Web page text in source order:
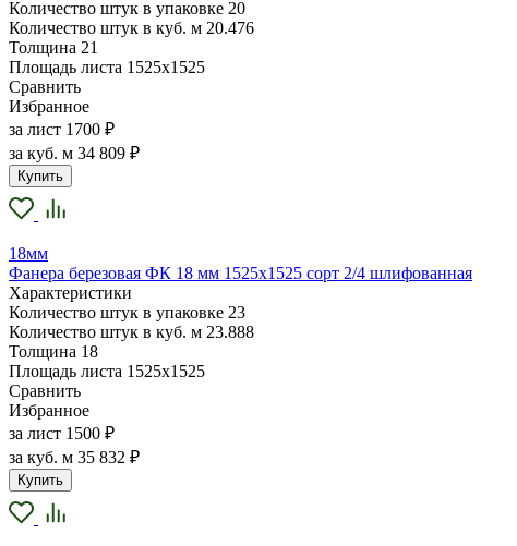
Количество штук в упаковке 20
Количество штук в куб. м 20.476
Толщина 21
Площадь листа 1525х1525
Сравнить
Избранное
за лист 1700 ₽
за куб. м 34 809 ₽
Купить
18мм
Фанера березовая ФК 18 мм 1525х1525 сорт 2/4 шлифованная
Характеристики
Количество штук в упаковке 23
Количество штук в куб. м 23.888
Толщина 18
Площадь листа 1525х1525
Сравнить
Избранное
за лист 1500 ₽
за куб. м 35 832 ₽
Купить